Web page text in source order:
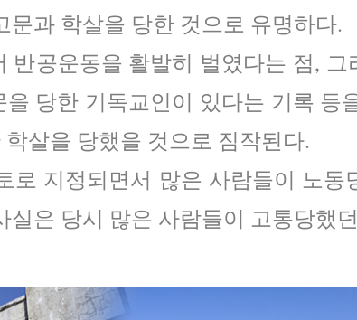
문과 학살을 당한 것으로 유명하다.
반공운동을 활발히 벌였다는 점,
당한 기독교인이 있다는 기록 등
살을 당했을 것으로 짐작된다.
로 지정되면서 많은 사람들이 노
실은 당시 많은 사람들이 고통당했